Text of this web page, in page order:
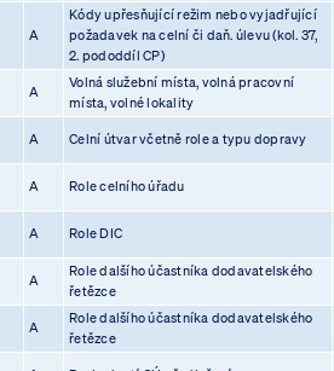
A
Kódy upřesňující režim nebo vyjadřující
požadavek na celní či daň. úlevu (kol. 37,
2. pododdíl CP)
A
Volná služební místa, volná pracovní
místa, volné lokality
A Celní útvar včetně role a typu dopravy
A Role celního úřadu
A Role DIC
A
Role dalšího účastníka dodavatelského
řetězce
A
Role dalšího účastníka dodavatelského
řetězce